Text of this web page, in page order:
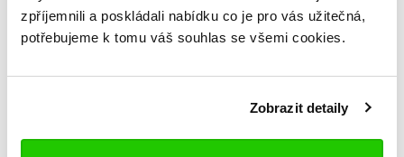
zpříjemnili a poskládali nabídku co je pro vás užitečná,
potřebujeme k tomu váš souhlas se všemi cookies.
Zobrazit detaily
Bauer FITLAB
Brusle na míru?
Navštivte nás na
prodejně.